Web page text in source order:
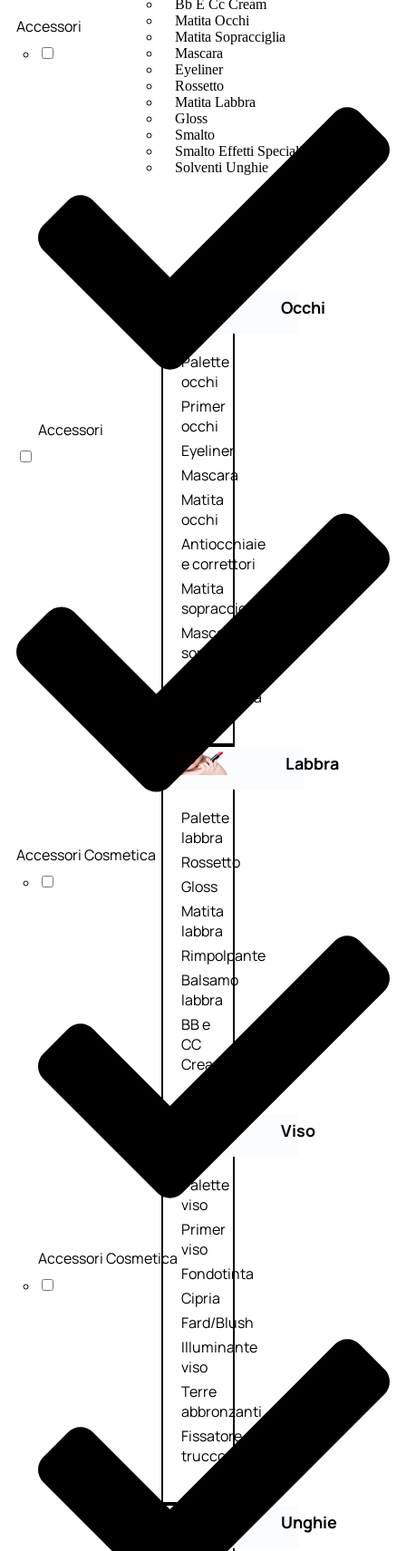
Bb E Cc Cream
Matita Occhi
Matita Sopracciglia
Mascara
Eyeliner
Rossetto
Matita Labbra
Gloss
Smalto
Smalto Effetti Speciali
Solventi Unghie
Occhi
Palette
occhi
Primer
occhi
Eyeliner
Mascara
Matita
occhi
Antiocchiaie
e correttori
Matita
sopracciglia
Mascara
sopracciglia
sopracciglia
Labbra
Palette
labbra
Rossetto
Gloss
Matita
labbra
Rimpolpante
Balsamo
labbra
BB e
CC
Cream
Viso
Palette
viso
Primer
viso
Fondotinta
Cipria
Fard/Blush
Illuminante
viso
Terre
abbronzanti
Fissatore
trucco
Unghie
Accessori
Accessori
Accessori Cosmetica
Accessori Cosmetica